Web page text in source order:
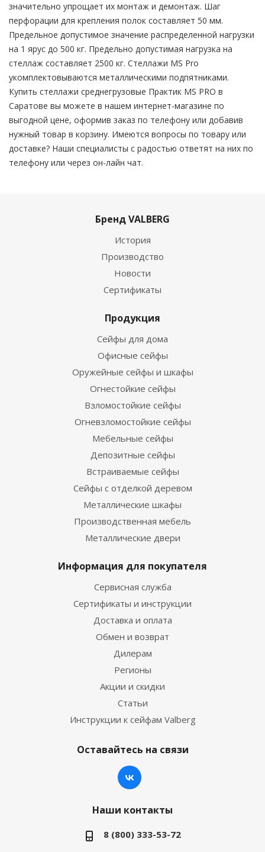
значительно упрощает их монтаж и демонтаж. Шаг
перфорации для крепления полок составляет 50 мм.
Предельное допустимое значение распределенной нагрузки
на 1 ярус до 500 кг. Предельно допустимая нагрузка на
стеллаж составляет 2500 кг. Стеллажи MS Pro
укомплектовываются металлическими подпятниками.
Купить стеллажи среднегрузовые Практик MS PRO в
Саратове вы можете в нашем интернет-магазине по
выгодной цене, оформив заказ по телефону или добавив
нужный товар в корзину. Имеются вопросы по товару или
доставке? Наши специалисты с радостью ответят на них по
телефону или через он-лайн чат.
Бренд VALBERG
История
Производство
Новости
Сертификаты
Продукция
Сейфы для дома
Офисные сейфы
Оружейные сейфы и шкафы
Огнестойкие сейфы
Взломостойкие сейфы
Огневзломостойкие сейфы
Мебельные сейфы
Депозитные сейфы
Встраиваемые сейфы
Сейфы с отделкой деревом
Металлические шкафы
Производственная мебель
Металлические двери
Информация для покупателя
Сервисная служба
Сертификаты и инструкции
Доставка и оплата
Обмен и возврат
Дилерам
Регионы
Акции и скидки
Статьи
Инструкции к сейфам Valberg
Оставайтесь на связи
Наши контакты
8 (800) 333-53-72